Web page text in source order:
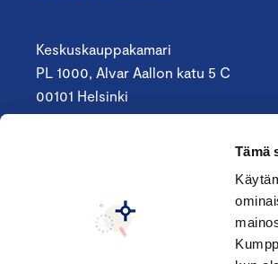
Tämä
Keskuskauppakamari
PL 1000, Alvar Aallon katu 5 C
00101 Helsinki
Seuraa meitä: